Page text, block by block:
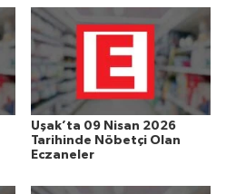
Uşak’ta 09 Nisan 2026
Tarihinde Nöbetçi Olan
Eczaneler